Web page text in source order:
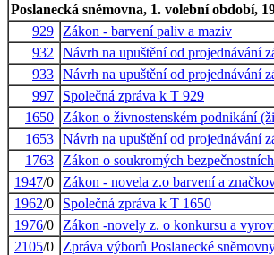
Poslanecká sněmovna, 1. volební období,
929
Zákon - barvení paliv a maziv
932
Návrh na upuštění od projednávání
933 Návrh na upuštění od projednávání
997
Společná zpráva k T 929
1650
Zákon o živnostenském podnikání
1653 Návrh na upuštění od projednávání
1763
Zákon o soukromých
1947/0
Zákon - novela z.o barvení a
1962/0
Společná zpráva k T 1650
1976/0
Zákon -novely z. o konkursu a
2105/0
Zpráva výborů Poslanecké